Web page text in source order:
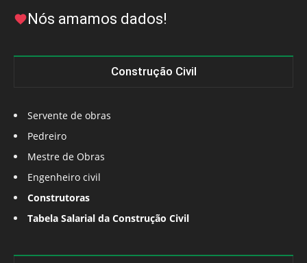
Nós amamos dados!
Construção Civil
Servente de obras
Pedreiro
Mestre de Obras
Engenheiro civil
Construtoras
Tabela Salarial da Construção Civil